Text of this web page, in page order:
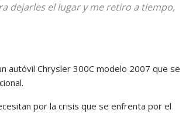
dejarles el lugar y me retiro a tiempo,
autóvil Chrysler 300C modelo 2007 que se
por la crisis que se enfrenta por el